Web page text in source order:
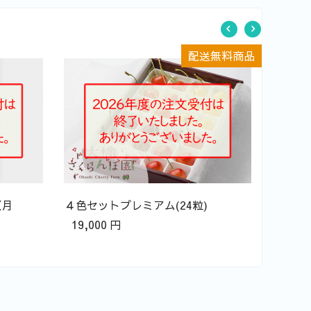
配送無料商品
４色セットプレミアム(24粒)
19,000円